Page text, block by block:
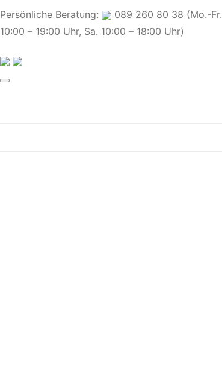
Persönliche Beratung:
089 260 80 38 (Mo.-Fr.
10:00 – 19:00 Uhr, Sa. 10:00 – 18:00 Uhr)